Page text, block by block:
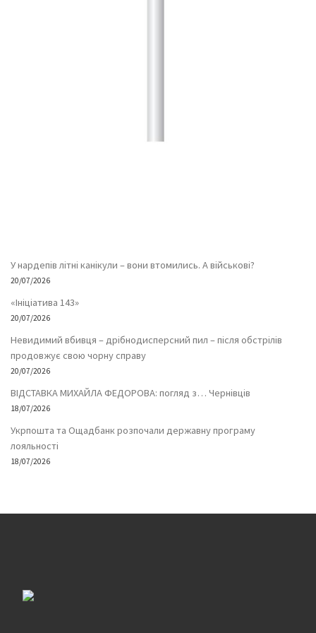
У нардепів літні канікули – вони втомились. А військові?
20/07/2026
«Ініціатива 143»
20/07/2026
Невидимий вбивця – дрібнодисперсний пил – після обстрілів
продовжує свою чорну справу
20/07/2026
ВІДСТАВКА МИХАЙЛА ФЕДОРОВА: погляд з… Чернівців
18/07/2026
Укрпошта та Ощадбанк розпочали державну програму
лояльності
18/07/2026